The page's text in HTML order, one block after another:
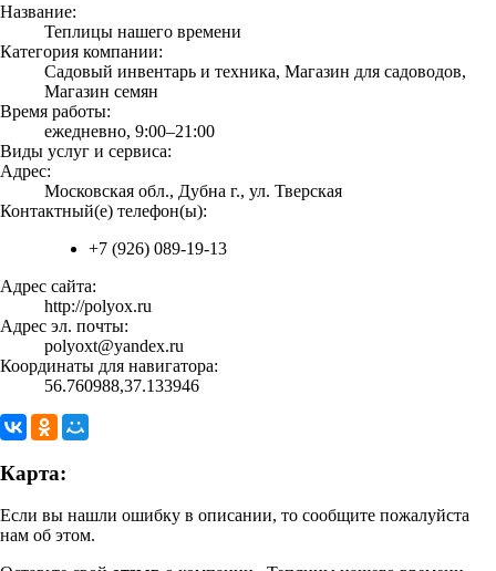
Название:
Теплицы нашего времени
Категория компании:
Садовый инвентарь и техника, Магазин для садоводов,
Магазин семян
Время работы:
ежедневно, 9:00–21:00
Виды услуг и сервиса:
Адрес:
Московская обл., Дубна г., ул. Тверская
Контактный(е) телефон(ы):
+7 (926) 089-19-13
Адрес сайта:
http://polyox.ru
Адрес эл. почты:
polyoxt@yandex.ru
Координаты для навигатора:
56.760988,37.133946
Карта:
Если вы нашли ошибку в описании, то сообщите пожалуйста
нам об этом.